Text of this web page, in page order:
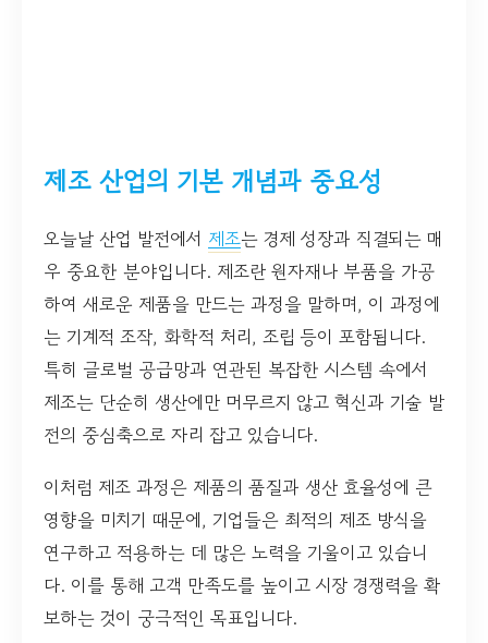
제조 산업의 기본 개념과 중요성
오늘날 산업 발전에서 제조는 경제 성장과 직결되는 매
우 중요한 분야입니다. 제조란 원자재나 부품을 가공
하여 새로운 제품을 만드는 과정을 말하며, 이 과정에
는 기계적 조작, 화학적 처리, 조립 등이 포함됩니다.
특히 글로벌 공급망과 연관된 복잡한 시스템 속에서
제조는 단순히 생산에만 머무르지 않고 혁신과 기술 발
전의 중심축으로 자리 잡고 있습니다.
이처럼 제조 과정은 제품의 품질과 생산 효율성에 큰
영향을 미치기 때문에, 기업들은 최적의 제조 방식을
연구하고 적용하는 데 많은 노력을 기울이고 있습니
다. 이를 통해 고객 만족도를 높이고 시장 경쟁력을 확
보하는 것이 궁극적인 목표입니다.